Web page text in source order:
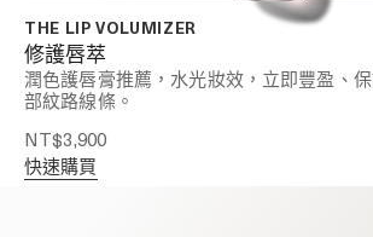
THE LIP VOLUMIZER
修護唇萃
潤色護唇膏推薦，水光妝效，立即豐盈、
部紋路線條。
NT$3,900
快速購買